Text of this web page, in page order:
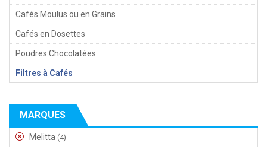
Cafés Moulus ou en Grains
Cafés en Dosettes
Poudres Chocolatées
Filtres à Cafés
MARQUES
Melitta (4)